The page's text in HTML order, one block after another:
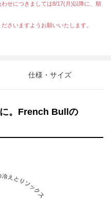
せにつきましては8/17(月)以降に、順
さいますようお願いいたします。
仕様・サイズ
。French Bullの